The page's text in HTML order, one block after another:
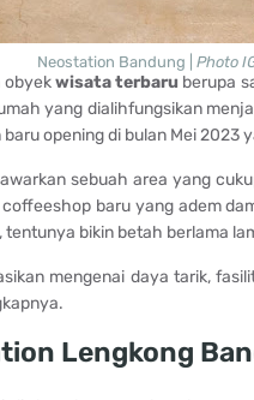
Neostation Bandung | Photo
obyekwisata terbaru berupa
yang dialihfungsikan
opening di bulan Mei 2023
sebuah area yang
baru yang adem
bikin betah berlama
mengenai daya tarik,
Lengkong